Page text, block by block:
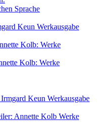
Sprache
Keun Werkausgabe
Kolb: Werke
Kolb: Werke
Keun Werkausgabe
Annette Kolb Werke